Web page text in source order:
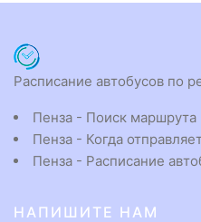
Расписание автобусов по
Пенза - Поиск маршрута
Пенза - Когда
Пенза - Расписание
НАПИШИТЕ НАМ